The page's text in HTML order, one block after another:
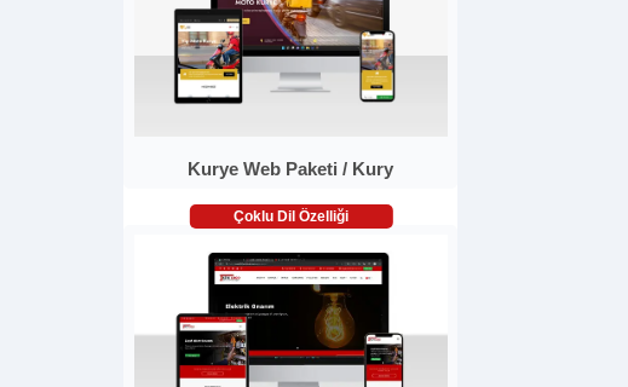
Kurye Web Paketi / Kury
Çoklu Dil Özelliği